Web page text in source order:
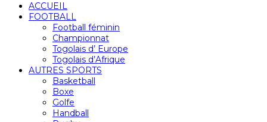
ACCUEIL
FOOTBALL
Football féminin
Championnat
Togolais d’ Europe
Togolais d’Afrique
AUTRES SPORTS
Basketball
Boxe
Golfe
Handball